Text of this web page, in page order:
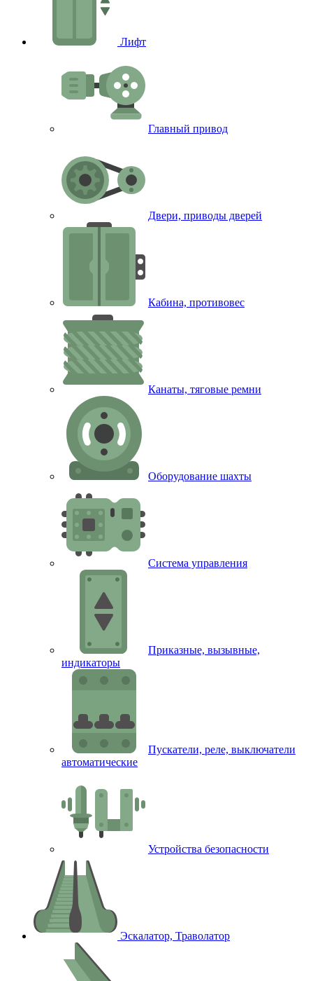
Лифт
Главный привод
Двери, приводы дверей
Кабина, противовес
Канаты, тяговые ремни
Оборудование шахты
Система управления
Приказные, вызывные,
индикаторы
Пускатели, реле, выключатели
автоматические
Устройства безопасности
Эскалатор, Траволатор